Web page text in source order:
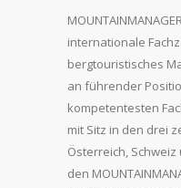
internationale
bergtouristisches
an führender
kompetentesten
mit Sitz in den drei
Österreich,
den